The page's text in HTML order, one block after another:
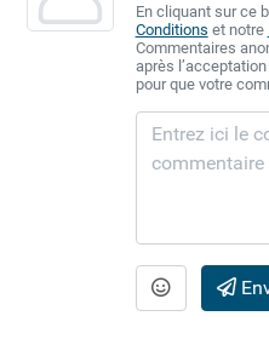
En cliquant sur ce
Conditions et notre
Commentaires
après
pour que votre